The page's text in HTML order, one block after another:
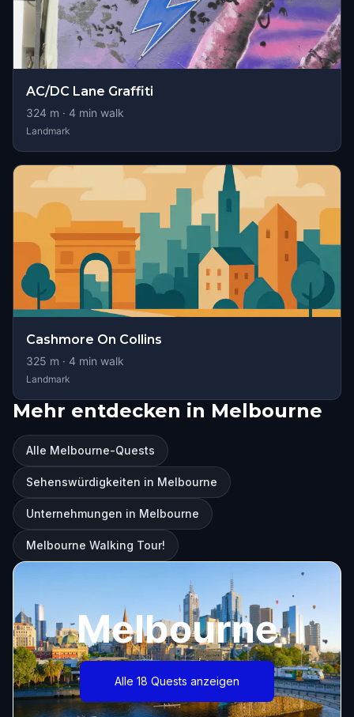
AC/DC Lane Graffiti
324 m · 4 min walk
Landmark
Cashmore On Collins
325 m · 4 min walk
Landmark
Mehr entdecken in Melbourne
Alle Melbourne-Quests
Sehenswürdigkeiten in Melbourne
Unternehmungen in Melbourne
Melbourne Walking Tour!
Melbourne
Alle 18 Quests anzeigen